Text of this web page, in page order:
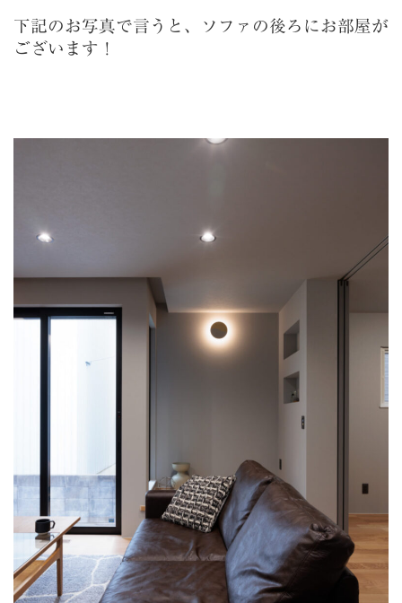
下記のお写真で言うと、ソファの後ろにお部屋が
ございます！